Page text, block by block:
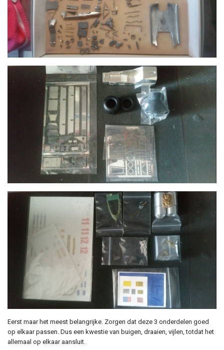
Eerst maar het meest belangrijke. Zorgen dat deze 3 onderdelen goed
op elkaar passen. Dus een kwestie van buigen, draaien, vijlen, totdat het
allemaal op elkaar aansluit.